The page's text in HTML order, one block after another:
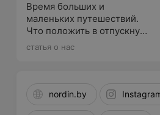
Время больших и
маленьких путешествий.
Что положить в отпускную
аптечку, рассказывает врач
статья о нас
nordin.by